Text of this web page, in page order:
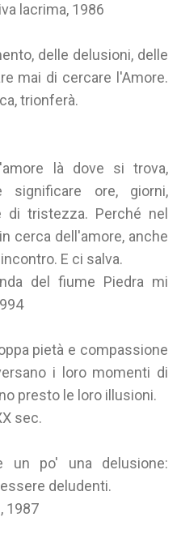
lacrima, 1986
delle delusioni, delle
mai di cercare l'Amore.
trionferà.
là dove si trova,
ore, giorni,
tristezza. Perché nel
cerca dell'amore, anche
E ci salva.
del fiume Piedra mi
pietà e compassione
i loro momenti di
presto le loro illusioni.
sec.
un po' una delusione:
deludenti.
1987